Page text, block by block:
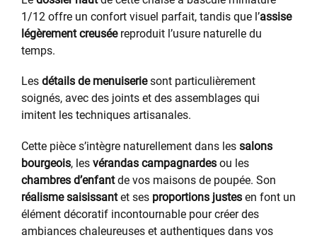
1/12 offre un confort visuel parfait, tandis que l’assise
légèrement creuséereproduit l’usure naturelle du
temps.
Les détails de menuiseriesont particulièrement
soignés, avec des joints et des assemblages qui
imitent les techniques artisanales.
Cette pièce s’intègre naturellement dans les salons
bourgeois, les vérandas campagnardes ou les
chambres d’enfantde vos maisons de poupée. Son
réalisme saisissantet ses proportions justes en font un
élément décoratif incontournable pour créer des
ambiances chaleureuses et authentiques dans vos